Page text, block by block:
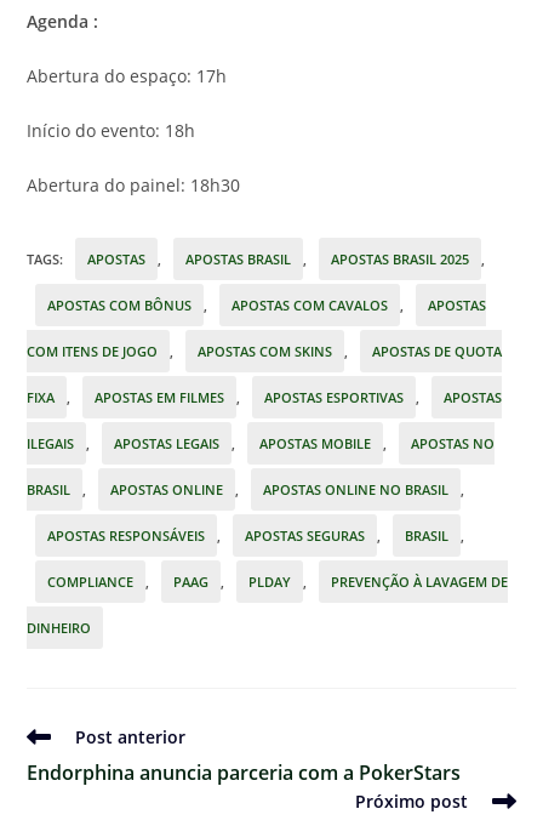
Agenda :
Abertura do espaço: 17h
Início do evento: 18h
Abertura do painel: 18h30
TAGS: APOSTAS , APOSTAS BRASIL , APOSTAS BRASIL 2025 ,
APOSTAS COM BÔNUS , APOSTAS COM CAVALOS , APOSTAS
COM ITENS DE JOGO , APOSTAS COM SKINS , APOSTAS DE QUOTA
FIXA , APOSTAS EM FILMES , APOSTAS ESPORTIVAS , APOSTAS
ILEGAIS , APOSTAS LEGAIS , APOSTAS MOBILE , APOSTAS NO
BRASIL , APOSTAS ONLINE , APOSTAS ONLINE NO BRASIL ,
APOSTAS RESPONSÁVEIS , APOSTAS SEGURAS , BRASIL ,
COMPLIANCE , PAAG , PLDAY , PREVENÇÃO À LAVAGEM DE
DINHEIRO
Ler
mais
artigos
Post anterior
Endorphina anuncia parceria com a PokerStars
Próximo post